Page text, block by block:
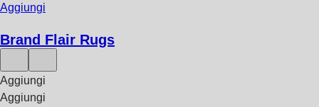
Aggiungi
Brand Flair Rugs
Aggiungi
Aggiungi